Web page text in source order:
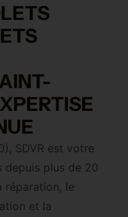
SDVR est votre
depuis plus de 20
réparation, le
et la